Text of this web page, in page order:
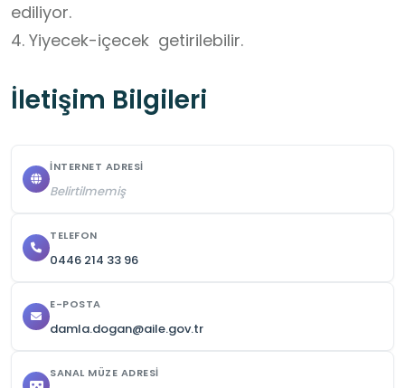
ediliyor.
4. Yiyecek-içecek  getirilebilir.
İletişim Bilgileri
İNTERNET ADRESI
Belirtilmemiş
TELEFON
0446 214 33 96
E-POSTA
damla.dogan@aile.gov.tr
SANAL MÜZE ADRESI